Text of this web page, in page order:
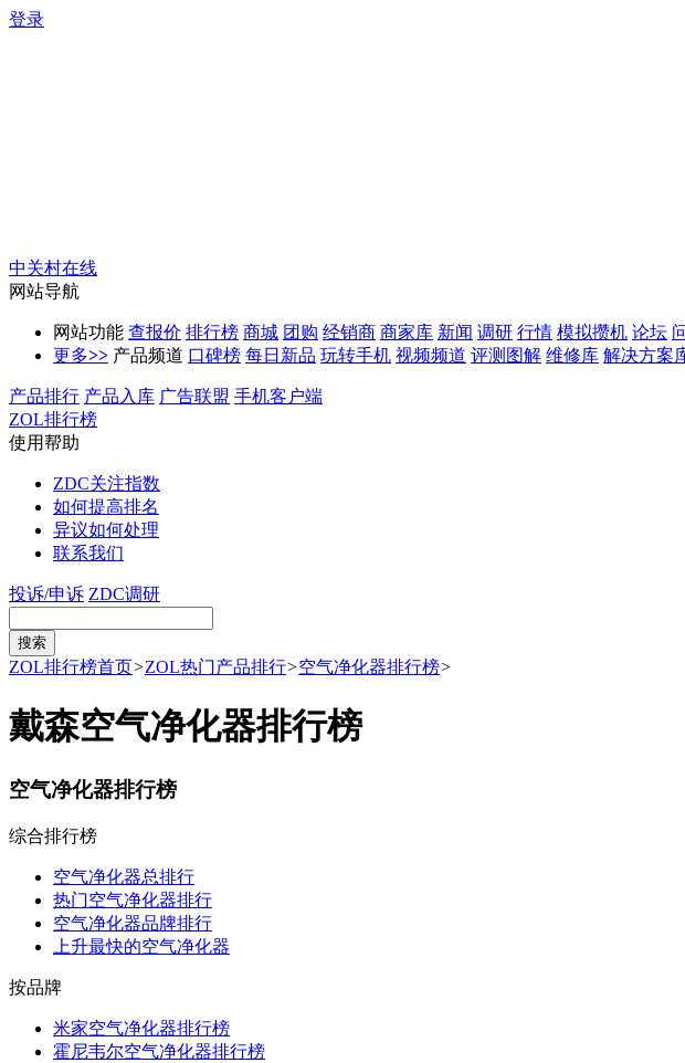
登录
中关村在线
网站导航
网站功能 查报价 排行榜 商城 团购 经销商 商家库 新闻 调研 行情 模拟攒机 论坛
更多>> 产品频道 口碑榜 每日新品 玩转手机 视频频道 评测图解 维修库 解决方案
产品排行 产品入库 广告联盟 手机客户端
ZOL排行榜
使用帮助
ZDC关注指数
如何提高排名
异议如何处理
联系我们
投诉/申诉 ZDC调研
ZOL排行榜首页>ZOL热门产品排行>空气净化器排行榜>
戴森空气净化器排行榜
空气净化器排行榜
综合排行榜
空气净化器总排行
热门空气净化器排行
空气净化器品牌排行
上升最快的空气净化器
按品牌
米家空气净化器排行榜
霍尼韦尔空气净化器排行榜